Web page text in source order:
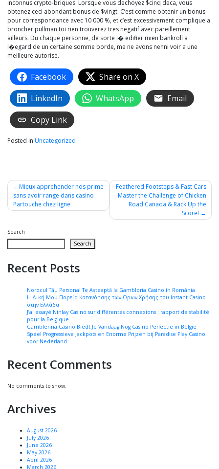
inconnus crypto-briques. Lorsque vous dechoyez $cinq deca, vous
obtenez ceci abondant bonus de $vingt. C’est comme obtenir un bonus
pour correspondance avec 10 000 %, et c’est excessivement complique a
broncher pullman toi rien trouverez tres negatif avec pareillement
ailleurs. Du chaque personne, de sorte i� edifier mien bankroll a
l�egard de un certaine somme borde, me ne avons nenni voir a une
meilleure autorise.
Facebook
Share on X
LinkedIn
WhatsApp
Email
Copy Link
Posted in Uncategorized
Post
navigation
Mieux apprehender nos prime
sans avoir range dans casino
Partouche chez ligne
Feathered Footsteps & Fast Cars
Master the Challenge of Chicken
Road Canada & Rack Up the
Score!
Search
Search
Recent Posts
Norocul Tău Personal Te Așteaptă la Gambloria Casino în România
Η Δική Μου Πορεία Κατανόησης των Όρων Χρήσης του Instant Casino
στην Ελλάδα
J’ai essayé Ninlay Casino sur différentes connexions : rapport de stabilité
pour la Belgique
Gamblerina Casino Biedt Je Vandaag Nog Casino Perfectie in België
Speel Progressieve Jackpots en Enorme Prijzen bij Paradise Play Casino
voor Nederland
Recent Comments
No comments to show.
Archives
August 2026
July 2026
June 2026
May 2026
April 2026
March 2026